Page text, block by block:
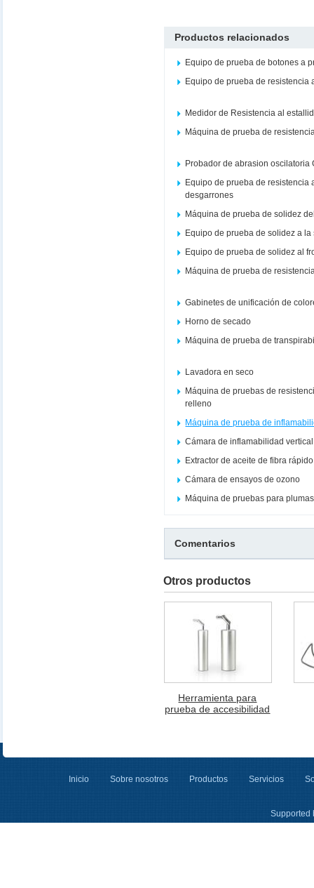
Productos relacionados
Equipo de prueba de botones a
Equipo de prueba de resistencia
Medidor de Resistencia al
Máquina de prueba de
Probador de abrasion oscilatoria
Equipo de prueba de resistencia
desgarrones
Máquina de prueba de solidez
Equipo de prueba de solidez a
Equipo de prueba de solidez al
Máquina de prueba de
Gabinetes de unificación de
Horno de secado
Máquina de prueba de
Lavadora en seco
Máquina de pruebas de
relleno
Máquina de prueba de
Cámara de inflamabilidad vertical
Extractor de aceite de fibra
Cámara de ensayos de ozono
Máquina de pruebas para
Comentarios
Otros productos
Herramienta para
prueba de accesibilidad
Inicio Sobre nosotros Productos Servicios
Supported